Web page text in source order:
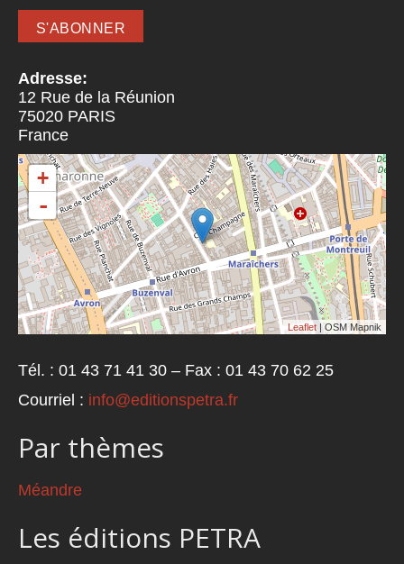
Adresse:
12 Rue de la Réunion
75020 PARIS
France
+
-
Leaflet | OSM Mapnik
Tél. : 01 43 71 41 30 – Fax : 01 43 70 62 25
Courriel : info@editionspetra.fr
Par thèmes
Méandre
Les éditions PETRA